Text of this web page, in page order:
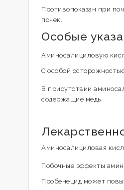
Противопоказан при
почек.
Особые
Аминосалициловую
С особой
В присутствии
содержащие медь.
Аминосалициловая
Побочные эффекты
Пробенецид может